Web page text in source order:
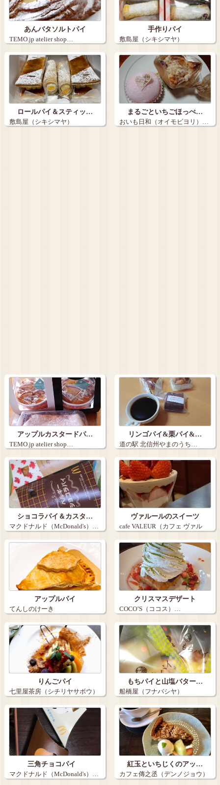
あんバタソルトパイ
TEMO.jp atelier shop…
手作りパイ
敷島屋（シキシマヤ）
ロールパイ＆スティッ…
敷島屋（シキシマヤ）
まるごといちごほっぺ…
おいも日和（オイモビヨリ）…
アップルカスタードパ…
TEMO.jp atelier shop…
リンゴパイ&栗パイ&…
道の駅 北信州やまのうち…
ショコラパイ＆カスタ…
マクドナルド（McDonald's）…
ヴァルールのスイーツ
cafe VALEUR（カフェ ヴァル
ー…
アップルパイ
てんしのけーき
クリスマスデザート
COCO’S（ココス）…
りんごパイ
七里屋茶房（シチリヤサボウ）
…
もちパイと山塩バター…
船橋屋（フナバシヤ）
三角チョコパイ
マクドナルド（McDonald's）…
紅玉といちじくのアッ…
カフェ傳之丞（デンノジョウ）